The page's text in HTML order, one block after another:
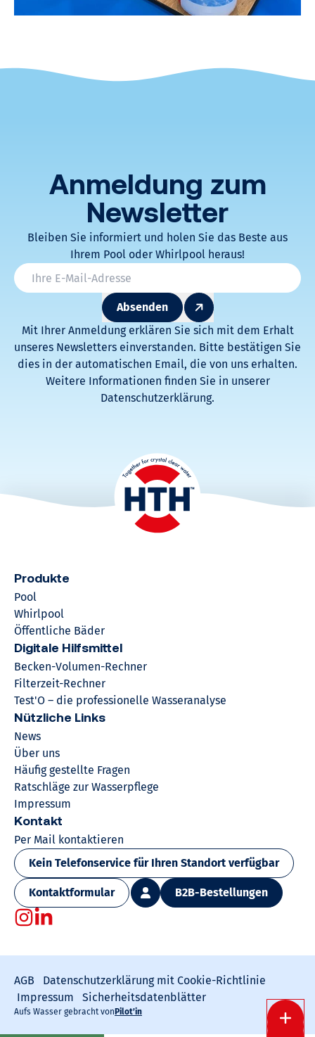
Anmeldung zum
Newsletter
Bleiben Sie informiert und holen Sie das Beste aus
Ihrem Pool oder Whirlpool heraus!
Email
Absenden
* Champs obligatoires
Mit Ihrer Anmeldung erklären Sie sich mit dem Erhalt
unseres Newsletters einverstanden. Bitte bestätigen Sie
dies in der automatischen Email, die von uns erhalten.
Weitere Informationen finden Sie in unserer
Datenschutzerklärung.
Produkte
Pool
Whirlpool
Öffentliche Bäder
Digitale Hilfsmittel
Becken-Volumen-Rechner
Filterzeit-Rechner
Test'O – die professionelle Wasseranalyse
Nützliche Links
News
Über uns
Häufig gestellte Fragen
Ratschläge zur Wasserpflege
Impressum
Kontakt
Per Mail kontaktieren
Kein Telefonservice für Ihren Standort verfügbar
Kontaktformular B2B-Bestellungen
AGB
Datenschutzerklärung mit Cookie-Richtlinie
Impressum
Sicherheitsdatenblätter
Aufs Wasser gebracht von Pilot’in